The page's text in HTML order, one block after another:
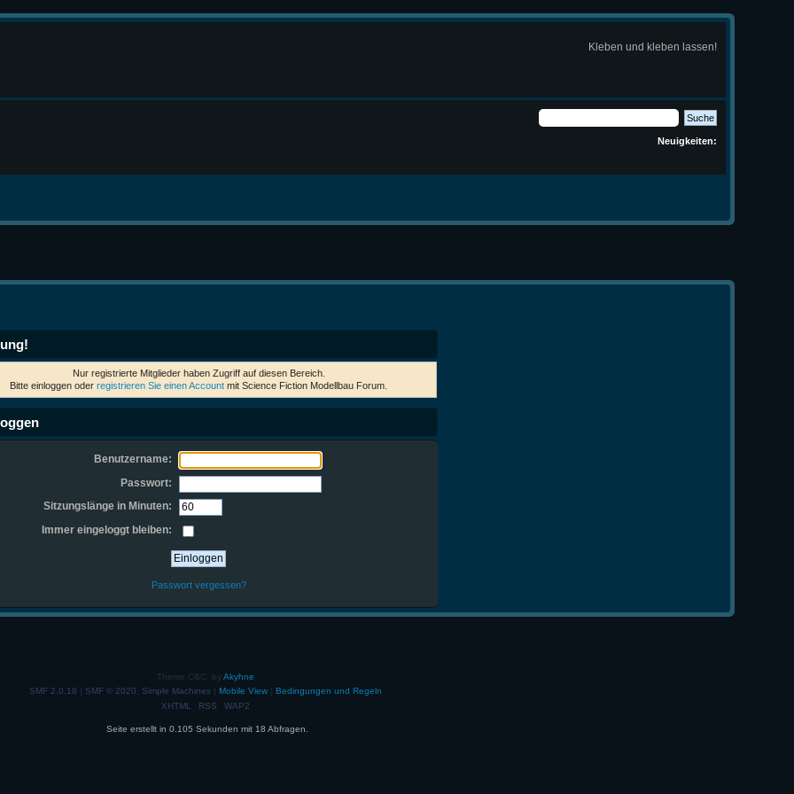
Kleben und kleben lassen!
Neuigkeiten:
Nur registrierte Mitglieder haben Zugriff auf diesen Bereich.
Bitte einloggen oder registrieren Sie einen Account mit Science Fiction Modellbau Forum.
Benutzername:
Passwort:
Sitzungslänge in Minuten:
Immer eingeloggt bleiben:
Passwort vergessen?
Theme C&C, byAkyhne
SMF 2.0.18 | SMF © 2020 Simple Machines| Mobile View| Bedingungen und Regeln
XHTML
RSS WAP2
Seite erstellt in 0.105 Sekunden mit 18 Abfragen.